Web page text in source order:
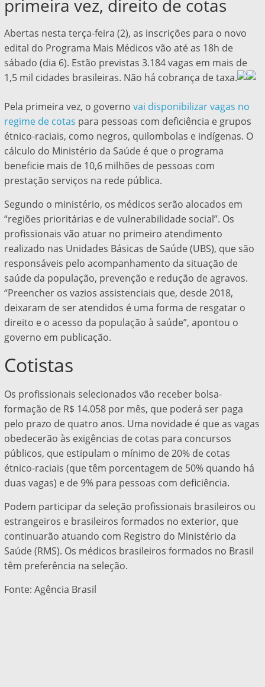
primeira vez, direito de cotas
Abertas nesta terça-feira (2), as inscrições para o novo
edital do Programa Mais Médicos vão até as 18h de
sábado (dia 6). Estão previstas 3.184 vagas em mais de
1,5 mil cidades brasileiras. Não há cobrança de taxa.
Pela primeira vez, o governo vai disponibilizar vagas no
regime de cotas para pessoas com deficiência e grupos
étnico-raciais, como negros, quilombolas e indígenas. O
cálculo do Ministério da Saúde é que o programa
beneficie mais de 10,6 milhões de pessoas com
prestação serviços na rede pública.
Segundo o ministério, os médicos serão alocados em
“regiões prioritárias e de vulnerabilidade social”. Os
profissionais vão atuar no primeiro atendimento
realizado nas Unidades Básicas de Saúde (UBS), que são
responsáveis pelo acompanhamento da situação de
saúde da população, prevenção e redução de agravos.
“Preencher os vazios assistenciais que, desde 2018,
deixaram de ser atendidos é uma forma de resgatar o
direito e o acesso da população à saúde”, apontou o
governo em publicação.
Cotistas
Os profissionais selecionados vão receber bolsa-
formação de R$ 14.058 por mês, que poderá ser paga
pelo prazo de quatro anos. Uma novidade é que as vagas
obedecerão às exigências de cotas para concursos
públicos, que estipulam o mínimo de 20% de cotas
étnico-raciais (que têm porcentagem de 50% quando há
duas vagas) e de 9% para pessoas com deficiência.
Podem participar da seleção profissionais brasileiros ou
estrangeiros e brasileiros formados no exterior, que
continuarão atuando com Registro do Ministério da
Saúde (RMS). Os médicos brasileiros formados no Brasil
têm preferência na seleção.
Fonte: Agência Brasil